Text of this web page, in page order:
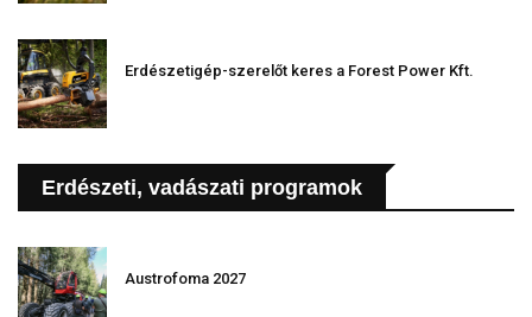
Erdészetigép-szerelőt keres a Forest Power Kft.
Erdészeti, vadászati programok
Austrofoma 2027